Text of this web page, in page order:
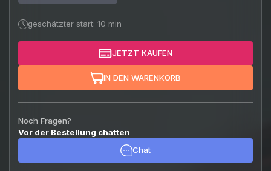
geschätzter start: 10 min
JETZT KAUFEN
IN DEN WARENKORB
Noch Fragen?
Vor der Bestellung chatten
Chat